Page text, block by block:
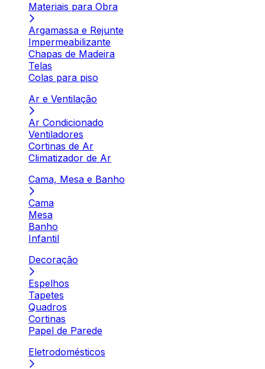
Materiais para Obra
Argamassa e Rejunte
Impermeabilizante
Chapas de Madeira
Telas
Colas para piso
Ar e Ventilação
Ar Condicionado
Ventiladores
Cortinas de Ar
Climatizador de Ar
Cama, Mesa e Banho
Cama
Mesa
Banho
Infantil
Decoração
Espelhos
Tapetes
Quadros
Cortinas
Papel de Parede
Eletrodomésticos